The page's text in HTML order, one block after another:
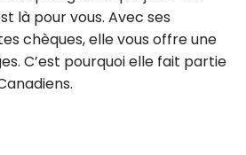
là pour vous. Avec ses
chèques, elle vous offre une
C’est pourquoi elle fait partie